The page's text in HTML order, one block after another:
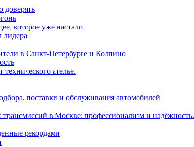
доверять
которое уже настало
лидера
в Санкт-Петербурге и Колпино
ателье.
поставки и обслуживания автомобилей
трансмиссий в Москве: профессионализм и надёжность.
рекордами